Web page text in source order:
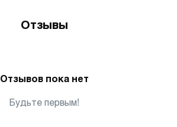
Отзывы
Отзывов пока нет
Будьте первым!